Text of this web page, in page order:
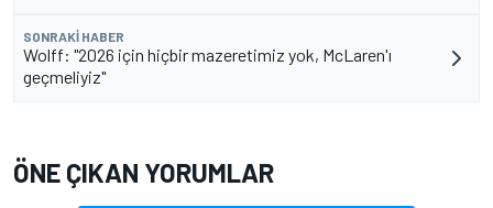
SONRAKI HABER
Wolff: "2026 için hiçbir mazeretimiz yok, McLaren'ı
geçmeliyiz"
ÖNE ÇIKAN YORUMLAR